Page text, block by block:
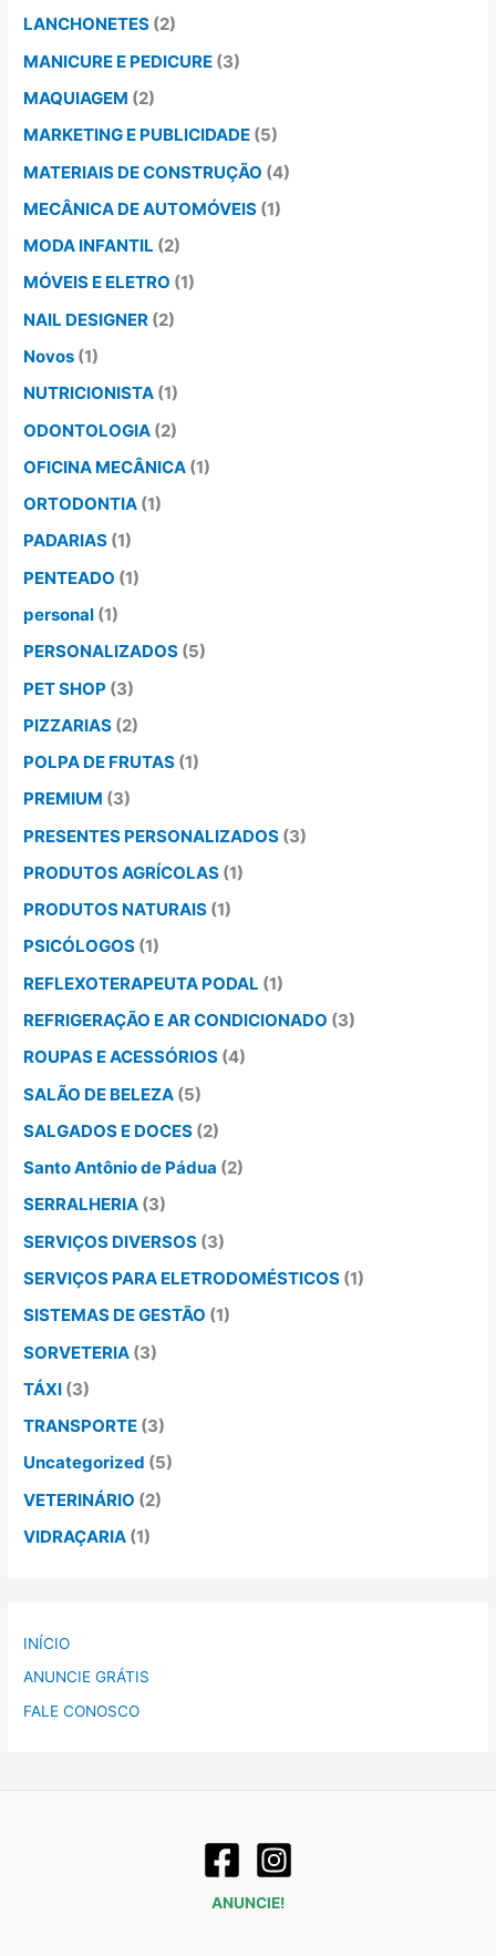
LANCHONETES (2)
MANICURE E PEDICURE (3)
MAQUIAGEM (2)
MARKETING E PUBLICIDADE (5)
MATERIAIS DE CONSTRUÇÃO (4)
MECÂNICA DE AUTOMÓVEIS (1)
MODA INFANTIL (2)
MÓVEIS E ELETRO (1)
NAIL DESIGNER (2)
Novos (1)
NUTRICIONISTA (1)
ODONTOLOGIA (2)
OFICINA MECÂNICA (1)
ORTODONTIA (1)
PADARIAS (1)
PENTEADO (1)
personal (1)
PERSONALIZADOS (5)
PET SHOP (3)
PIZZARIAS (2)
POLPA DE FRUTAS (1)
PREMIUM (3)
PRESENTES PERSONALIZADOS (3)
PRODUTOS AGRÍCOLAS (1)
PRODUTOS NATURAIS (1)
PSICÓLOGOS (1)
REFLEXOTERAPEUTA PODAL (1)
REFRIGERAÇÃO E AR CONDICIONADO (3)
ROUPAS E ACESSÓRIOS (4)
SALÃO DE BELEZA (5)
SALGADOS E DOCES (2)
Santo Antônio de Pádua (2)
SERRALHERIA (3)
SERVIÇOS DIVERSOS (3)
SERVIÇOS PARA ELETRODOMÉSTICOS (1)
SISTEMAS DE GESTÃO (1)
SORVETERIA (3)
TÁXI (3)
TRANSPORTE (3)
Uncategorized (5)
VETERINÁRIO (2)
VIDRAÇARIA (1)
INÍCIO
ANUNCIE GRÁTIS
FALE CONOSCO
ANUNCIE!